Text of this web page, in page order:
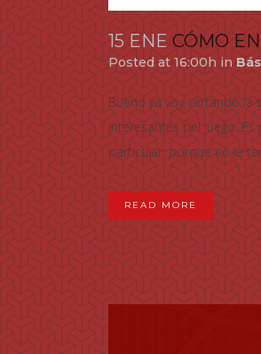
15 ENE CÓMO
Posted at 16:00hin
Bueno ya voy cerrando
interesantes del juego.
particular, porque no le
READ MORE